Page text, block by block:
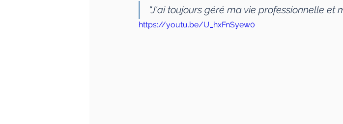
“J'ai toujours géré ma vie professionnelle et
https://youtu.be/U_hxFnSyew0